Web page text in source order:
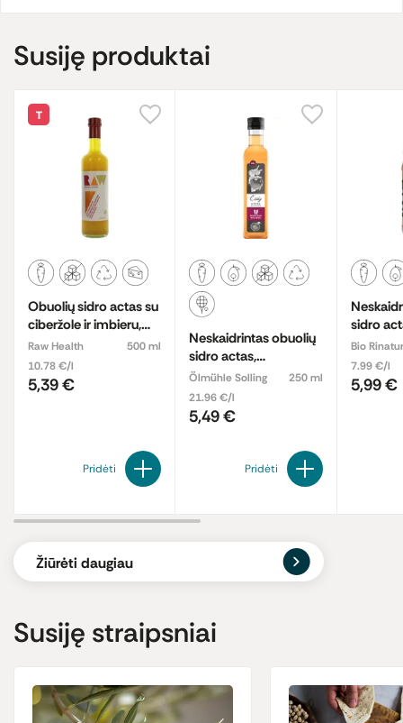
Susiję produktai
T
Obuolių sidro actas su
ciberžole ir imbieru,
ekologiškas
Raw Health
500 ml
10.78 €/l
5,39 €
Pridėti
Neskaidrintas obuolių
sidro actas,
ekologiškas
Ölmühle Solling
250 ml
21.96 €/l
5,49 €
Pridėti
sidro
Bio
7.99 €/l
5,99 €
Žiūrėti daugiau
Susiję straipsniai